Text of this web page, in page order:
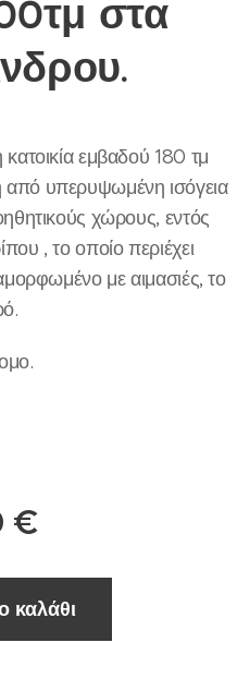
στα
κατοικία εμβαδού 180 τμ
από υπερυψωμένη ισόγεια
χώρους, εντός
, το οποίο περιέχει
με αιμασιές, το
€
καλάθι